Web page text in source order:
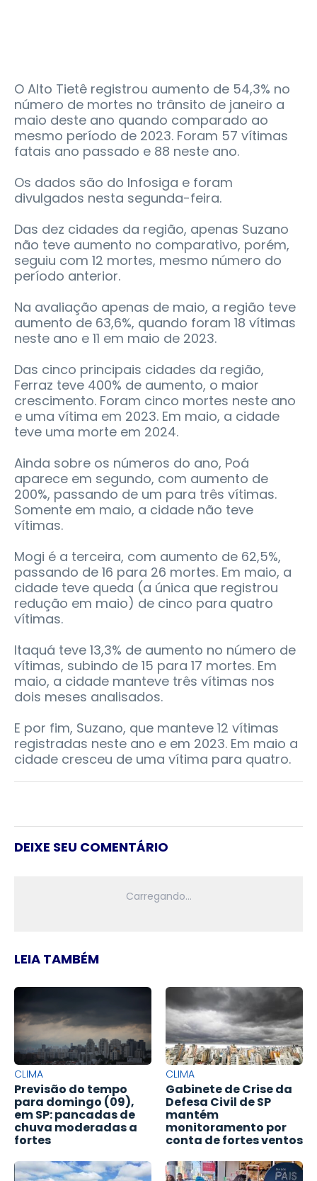
O Alto Tietê registrou aumento de 54,3% no
número de mortes no trânsito de janeiro a
maio deste ano quando comparado ao
mesmo período de 2023. Foram 57 vítimas
fatais ano passado e 88 neste ano.
Os dados são do Infosiga e foram
divulgados nesta segunda-feira.
Das dez cidades da região, apenas Suzano
não teve aumento no comparativo, porém,
seguiu com 12 mortes, mesmo número do
período anterior.
Na avaliação apenas de maio, a região teve
aumento de 63,6%, quando foram 18 vítimas
neste ano e 11 em maio de 2023.
Das cinco principais cidades da região,
Ferraz teve 400% de aumento, o maior
crescimento. Foram cinco mortes neste ano
e uma vítima em 2023. Em maio, a cidade
teve uma morte em 2024.
Ainda sobre os números do ano, Poá
aparece em segundo, com aumento de
200%, passando de um para três vítimas.
Somente em maio, a cidade não teve
vítimas.
Mogi é a terceira, com aumento de 62,5%,
passando de 16 para 26 mortes. Em maio, a
cidade teve queda (a única que registrou
redução em maio) de cinco para quatro
vítimas.
Itaquá teve 13,3% de aumento no número de
vítimas, subindo de 15 para 17 mortes. Em
maio, a cidade manteve três vítimas nos
dois meses analisados.
E por fim, Suzano, que manteve 12 vítimas
registradas neste ano e em 2023. Em maio a
cidade cresceu de uma vítima para quatro.
DEIXE SEU COMENTÁRIO
LEIA TAMBÉM
CLIMA
Previsão do tempo
para domingo (09),
em SP: pancadas de
chuva moderadas a
fortes
CLIMA
Gabinete de Crise da
Defesa Civil de SP
mantém
monitoramento por
conta de fortes ventos